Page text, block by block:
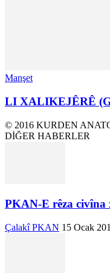
Manşet
LI XALIKEJÊRÊ
© 2016 KURDEN
DİĞER HABERLER
PKAN-E rêza
Çalakî PKAN 15 Ocak